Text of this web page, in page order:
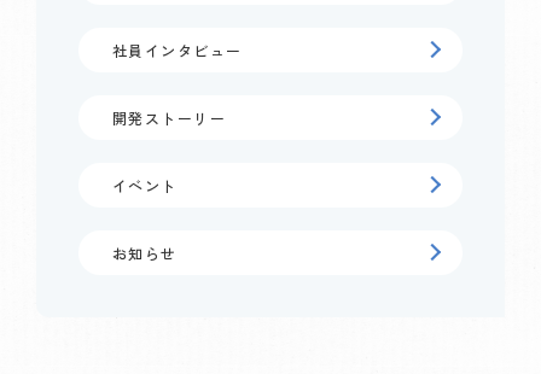
社員インタビュー
開発ストーリー
イベント
お知らせ